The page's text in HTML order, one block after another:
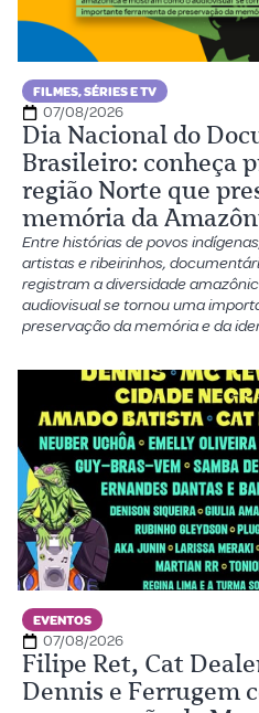
FILMES, SÉRIES E TV
07/08/2026
Dia Nacional do
Brasileiro: conheça
região Norte que
memória da
Entre histórias de povos
artistas e ribeirinhos,
registram a diversidade
audiovisual se tornou uma
preservação da memória e da
EVENTOS
07/08/2026
Filipe Ret, Cat
Dennis e Ferrugem